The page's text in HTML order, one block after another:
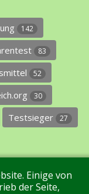
142
83
52
30
Testsieger 27
Einige von
der Seite,